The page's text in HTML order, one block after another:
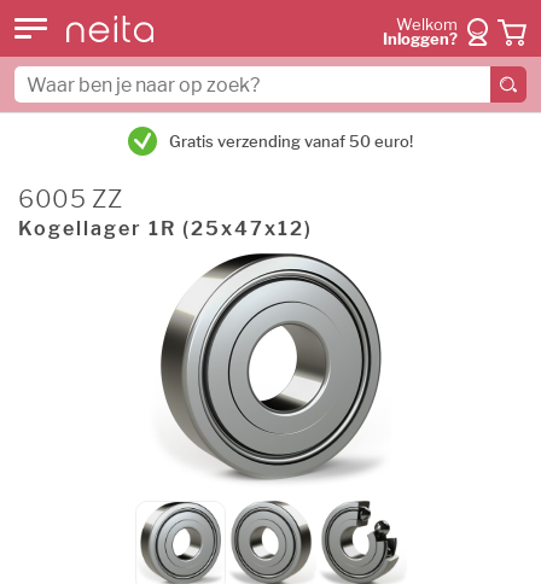
Welkom
Inloggen?
Gratis verzending vanaf 50 euro!
6005 ZZ
Kogellager 1R (25x47x12)